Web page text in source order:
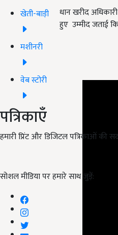
खेती-बाड़ी
मशीनरी
वेब स्टोरी
पत्रिकाएँ
हमारी प्रिंट और डिजिटल पत्रिकाओं की
सोशल मीडिया पर हमारे साथ जुड़ें:
धान खरीद
हुए उम्मीद जताई